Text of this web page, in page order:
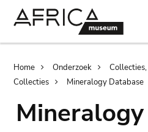
Breadcrumb
Home Onderzoek
Collecties
Mineralogy Database